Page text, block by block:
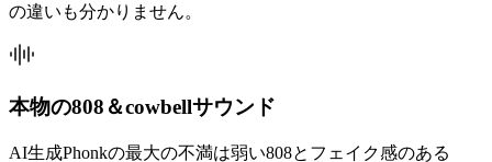
の違いも分かりません。
本物の808＆cowbellサウンド
AI生成Phonkの最大の不満は弱い808とフェイク感のある